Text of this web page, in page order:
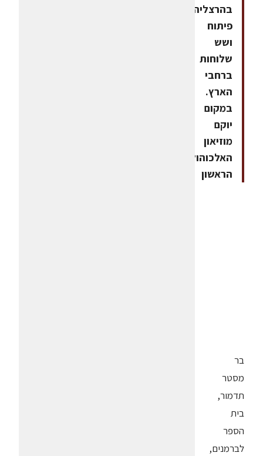
בהרצליה
פיתוח
ושש
שלוחות
ברחבי
הארץ.
במקום
יוקם
מוזיאון
האלכוהול
הראשון
בר
מסטר
תדמור,
בית
הספר
לברמנים,